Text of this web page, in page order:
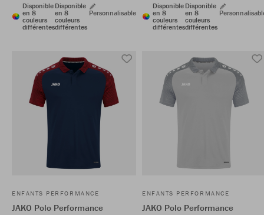
Disponible
en 8
couleurs
différentes
Disponible
en 8
couleurs
différentes
Personnalisable
Disponible
en 8
couleurs
différentes
Disponible
en 8
couleurs
différentes
ENFANTS PERFORMANCE
JAKO Polo Performance
ENFANTS PERFORMANCE
JAKO Polo Performance